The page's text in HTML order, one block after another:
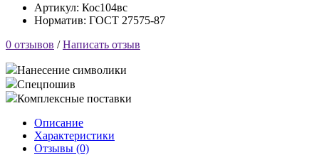
Артикул: Кос104вс
Норматив: ГОСТ 27575-87
0 отзывов /Написать отзыв
Нанесение символики
Спецпошив
Комплексные поставки
Описание
Характеристики
Отзывы (0)